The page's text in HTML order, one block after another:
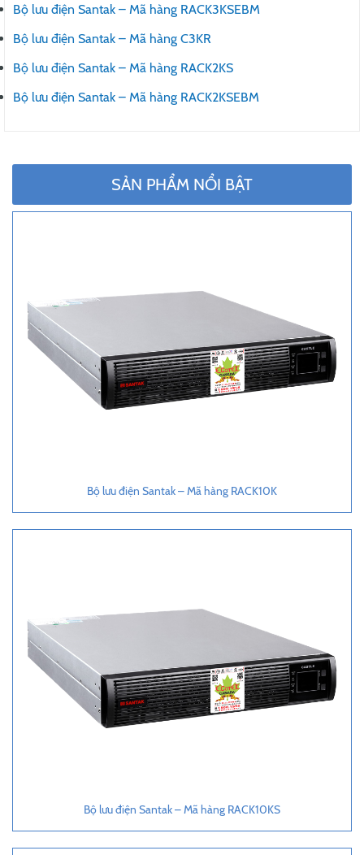
Bộ lưu điện Santak – Mã hàng RACK3KSEBM
Bộ lưu điện Santak – Mã hàng C3KR
Bộ lưu điện Santak – Mã hàng RACK2KS
Bộ lưu điện Santak – Mã hàng RACK2KSEBM
SẢN PHẨM NỔI BẬT
Bộ lưu điện Santak – Mã hàng RACK10K
Bộ lưu điện Santak – Mã hàng RACK10KS